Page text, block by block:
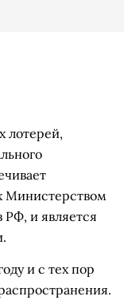
лотерей,
Министерством
и является
и с тех пор